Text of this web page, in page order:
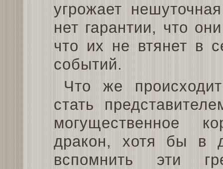
угрожает
нет гарантии, что
что их не втянет в
событий.
Что же
стать
могущественное
дракон, хотя бы в
вспомнить эти